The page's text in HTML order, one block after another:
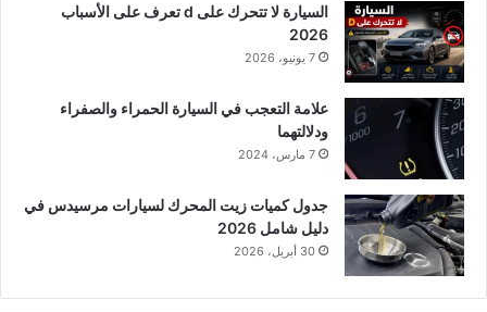
السيارة لا تتحرك على d تعرف على الأسباب
2026
7 يونيو، 2026
علامة التعجب في السيارة الحمراء والصفراء
ودلالتهما
7 مارس، 2024
جدول كميات زيت المحرك لسيارات مرسيدس في
دليل شامل 2026
30 أبريل، 2026